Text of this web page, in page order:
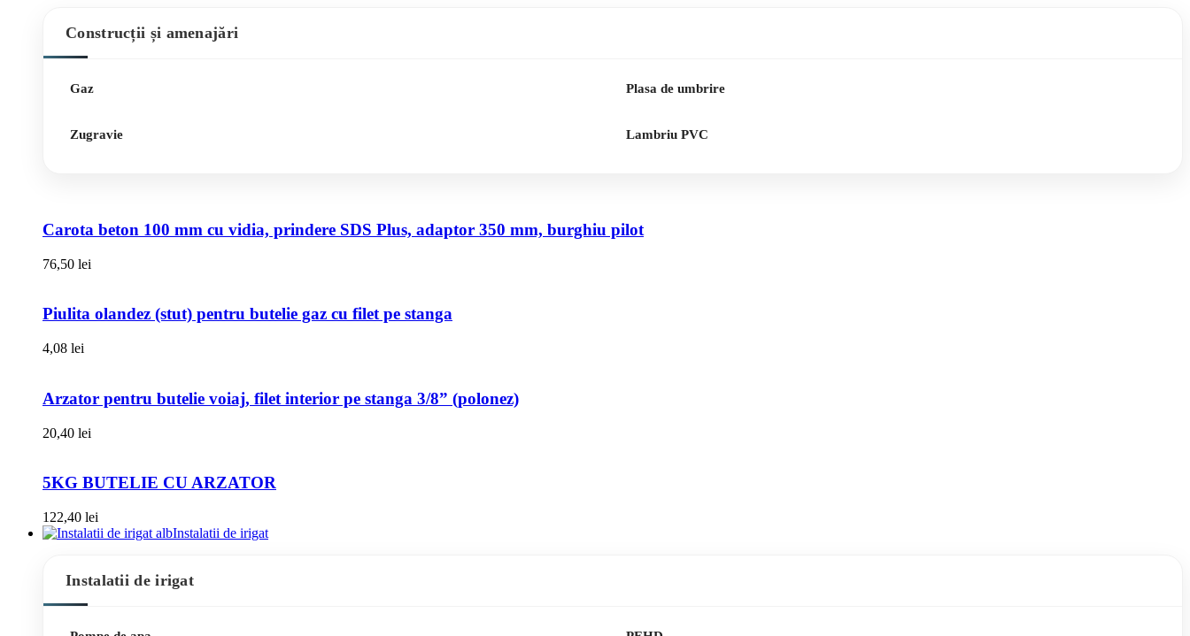
Construcții și amenajări
Gaz
Zugravie
Plasa de umbrire
Lambriu PVC
Carota beton 100 mm cu vidia, prindere SDS Plus, adaptor 350 mm, burghiu pilot
76,50 lei
Piulita olandez (stut) pentru butelie gaz cu filet pe stanga
4,08 lei
Arzator pentru butelie voiaj, filet interior pe stanga 3/8” (polonez)
20,40 lei
5KG BUTELIE CU ARZATOR
122,40 lei
Instalatii de irigat
Instalatii de irigat